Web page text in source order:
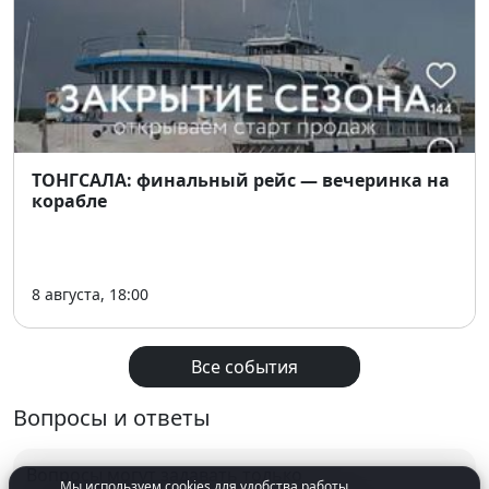
ТОНГСАЛА: финальный рейс — вечеринка на
корабле
8 августа, 18:00
Все события
Вопросы и ответы
Вопросы могут задавать только